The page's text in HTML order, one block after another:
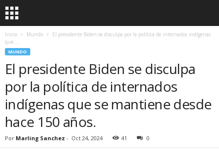
Inicio Mundo
El presidente Biden se disculpa por la política de internados indígenas
que...
MUNDO
El presidente Biden se disculpa
por la política de internados
indígenas que se mantiene desde
hace 150 años.
Por Marling Sanchez - Oct 24, 2024 41 0